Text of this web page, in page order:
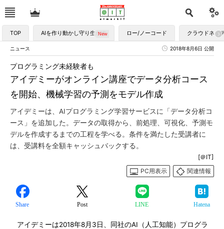
TOP AIを作り動かし守り生かす ロー/ノーコード クラウドネイ
ニュース 2018年8月6日 公開
アイデミーがオンライン講座でデータ分析コース
を開始、機械学習の予測をモデル作成
プログラミング未経験者も
アイデミーは、AIプログラミング学習サービスに「データ分析コ
ース」を追加した。データの取得から、前処理、可視化、予測モ
デルを作成するまでの工程を学べる。条件を満たした受講者に
は、受講料を全額キャッシュバックする。
[＠IT]
PC用表示
関連情報
Share Post LINE Hatena
アイデミーは2018年8月3日、同社のAI（人工知能）プログラ